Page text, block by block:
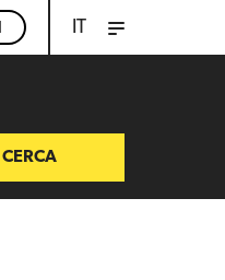
IT
CERCA